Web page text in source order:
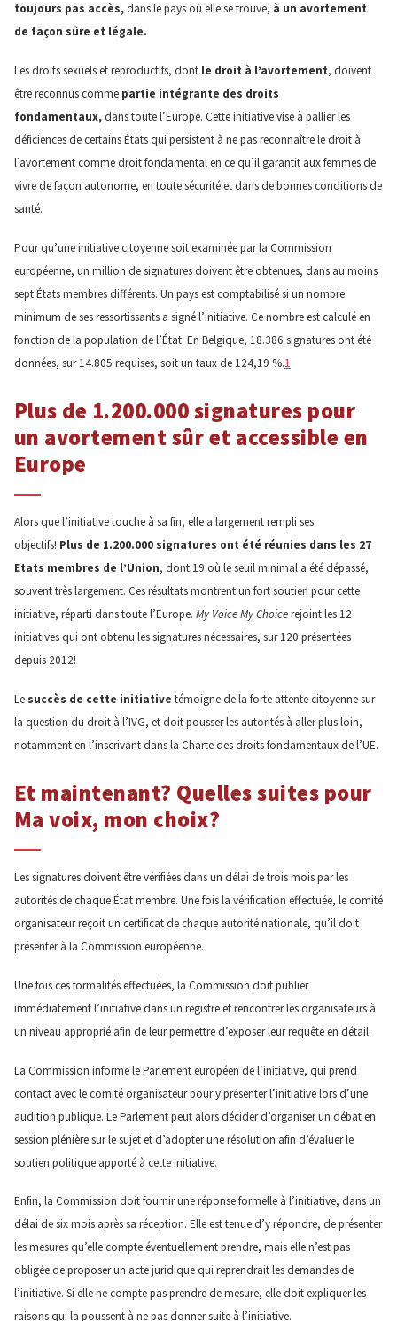
toujours pas accès,dans le pays où elle se trouve, à un avortement
de façon sûre et légale.
Les droits sexuels et reproductifs, dont le droit à l’avortement, doivent
être reconnus comme partie intégrante des droits
fondamentaux,dans toute l’Europe. Cette initiative vise à pallier les
déficiences de certains États qui persistent à ne pas reconnaître le droit à
l’avortement comme droit fondamental en ce qu’il garantit aux femmes de
vivre de façon autonome, en toute sécurité et dans de bonnes conditions de
santé.
Pour qu’une initiative citoyenne soit examinée par la Commission
européenne, un million de signatures doivent être obtenues, dans au moins
sept États membres différents. Un pays est comptabilisé si un nombre
minimum de ses ressortissants a signé l’initiative. Ce nombre est calculé en
fonction de la population de l’État. En Belgique, 18.386 signatures ont été
données, sur 14.805 requises, soit un taux de 124,19 %.1
Plus de 1.200.000 signatures pour
un avortement sûr et accessible en
Europe
Alors que l’initiative touche à sa fin, elle a largement rempli ses
objectifs! Plus de 1.200.000 signatures ont été réunies dans les 27
Etats membres de l’Union, dont 19 où le seuil minimal a été dépassé,
souvent très largement. Ces résultats montrent un fort soutien pour cette
initiative, réparti dans toute l’Europe. My Voice My Choicerejoint les 12
initiatives qui ont obtenu les signatures nécessaires, sur 120 présentées
depuis 2012!
Le succès de cette initiative témoigne de la forte attente citoyenne sur
la question du droit à l’IVG, et doit pousser les autorités à aller plus loin,
notamment en l’inscrivant dans la Charte des droits fondamentaux de l’UE.
Et maintenant? Quelles suites pour
Ma voix, mon choix?
Les signatures doivent être vérifiées dans un délai de trois mois par les
autorités de chaque État membre. Une fois la vérification effectuée, le comité
organisateur reçoit un certificat de chaque autorité nationale, qu’il doit
présenter à la Commission européenne.
Une fois ces formalités effectuées, la Commission doit publier
immédiatement l’initiative dans un registre et rencontrer les organisateurs à
un niveau approprié afin de leur permettre d’exposer leur requête en détail.
La Commission informe le Parlement européen de l’initiative, qui prend
contact avec le comité organisateur pour y présenter l’initiative lors d’une
audition publique. Le Parlement peut alors décider d’organiser un débat en
session plénière sur le sujet et d’adopter une résolution afin d’évaluer le
soutien politique apporté à cette initiative.
Enfin, la Commission doit fournir une réponse formelle à l’initiative, dans un
délai de six mois après sa réception. Elle est tenue d’y répondre, de présenter
les mesures qu’elle compte éventuellement prendre, mais elle n’est pas
obligée de proposer un acte juridique qui reprendrait les demandes de
l’initiative. Si elle ne compte pas prendre de mesure, elle doit expliquer les
raisons qui la poussent à ne pas donner suite à l’initiative.